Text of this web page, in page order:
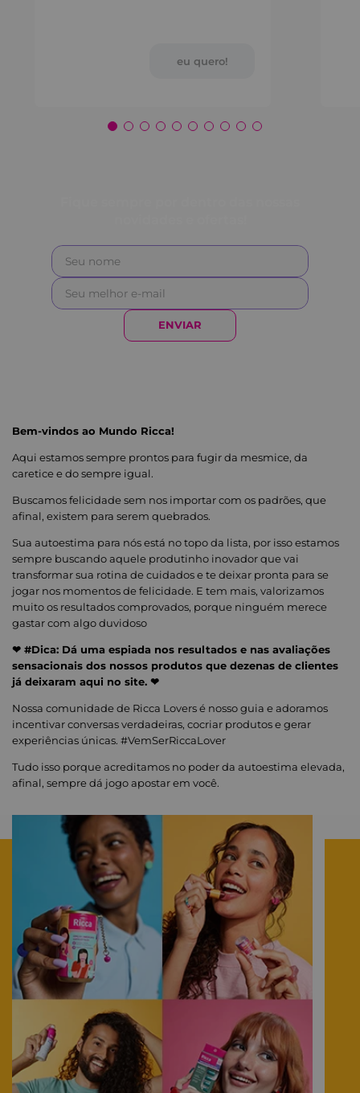
ENVIAR
Bem-vindos ao Mundo Ricca!
Aqui estamos sempre prontos para fugir da mesmice, da
caretice e do sempre igual.
Buscamos felicidade sem nos importar com os padrões, que
afinal, existem para serem quebrados.
Sua autoestima para nós está no topo da lista, por isso estamos
sempre buscando aquele produtinho inovador que vai
transformar sua rotina de cuidados e te deixar pronta para se
jogar nos momentos de felicidade. E tem mais, valorizamos
muito os resultados comprovados, porque ninguém merece
gastar com algo duvidoso
❤ #Dica: Dá uma espiada nos resultados e nas avaliações
sensacionais dos nossos produtos que dezenas de clientes
já deixaram aqui no site. ❤
Nossa comunidade de Ricca Lovers é nosso guia e adoramos
incentivar conversas verdadeiras, cocriar produtos e gerar
experiências únicas. #VemSerRiccaLover
Tudo isso porque acreditamos no poder da autoestima elevada,
afinal, sempre dá jogo apostar em você.